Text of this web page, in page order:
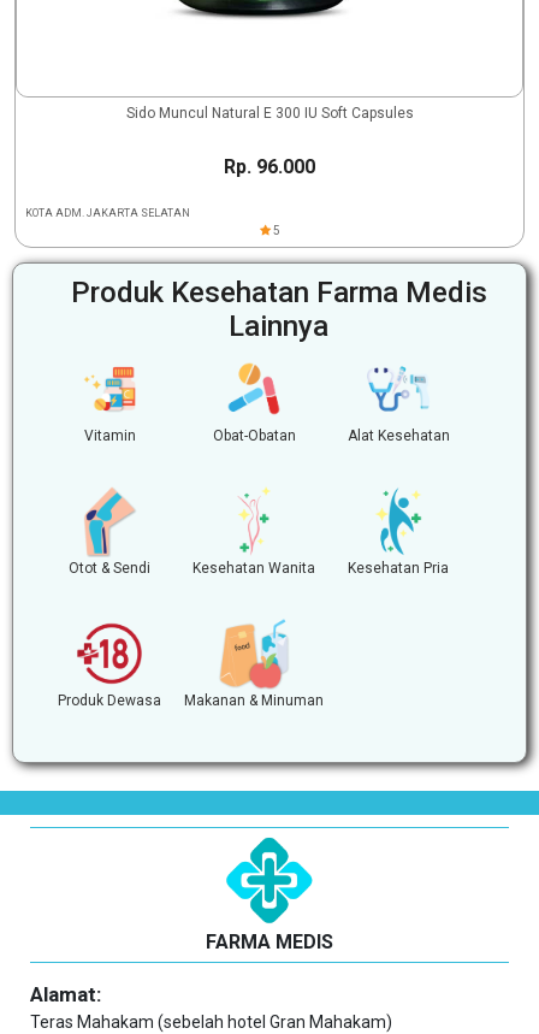
Sido Muncul Natural E 300 IU Soft Capsules
Rp. 96.000
KOTA ADM. JAKARTA SELATAN
5
Produk Kesehatan Farma Medis
Lainnya
Vitamin Obat-Obatan Alat Kesehatan
Otot & Sendi Kesehatan Wanita Kesehatan Pria
Produk Dewasa Makanan & Minuman
FARMA MEDIS
Alamat:
Teras Mahakam (sebelah hotel Gran Mahakam)